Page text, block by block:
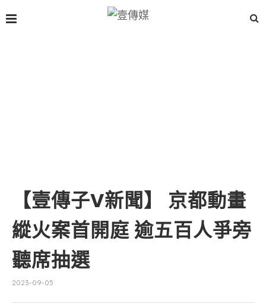
【壹傳子V新聞】 京都動畫
縱火案首開庭 逾五百人爭旁
聽席抽選
2023-09-05